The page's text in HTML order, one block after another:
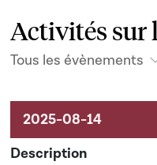
Activités sur
Tous les évènements
Activités liées au